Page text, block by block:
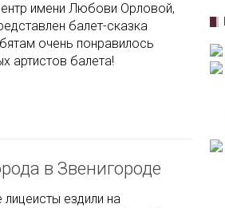
имени Любови Орловой,
балет-сказка
очень понравилось
артистов балета!
в Звенигороде
ездили на